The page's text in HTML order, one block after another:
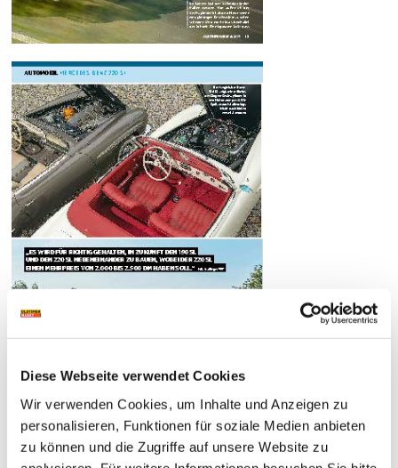
Diese Webseite verwendet Cookies
Wir verwenden Cookies, um Inhalte und Anzeigen zu
personalisieren, Funktionen für soziale Medien anbieten
zu können und die Zugriffe auf unsere Website zu